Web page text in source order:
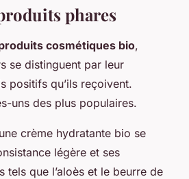
phares
cosmétiques bio,
se distinguent par leur
positifs qu’ils reçoivent.
uns des plus populaires.
crème hydratante bio se
légère et ses
tels que l’aloès et le beurre de